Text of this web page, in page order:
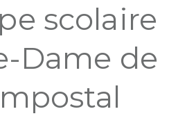
scolaire
Dame de